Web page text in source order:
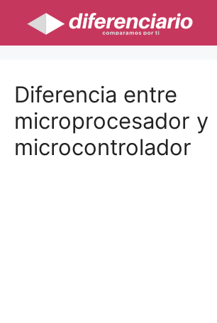
contenido
Diferencia entre
microprocesador y
microcontrolador